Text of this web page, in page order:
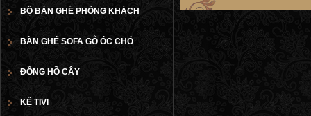
BỘ BÀN GHẾ PHÒNG KHÁCH
BÀN GHẾ SOFA GỖ ÓC CHÓ
ĐỒNG HỒ CÂY
KỆ TIVI